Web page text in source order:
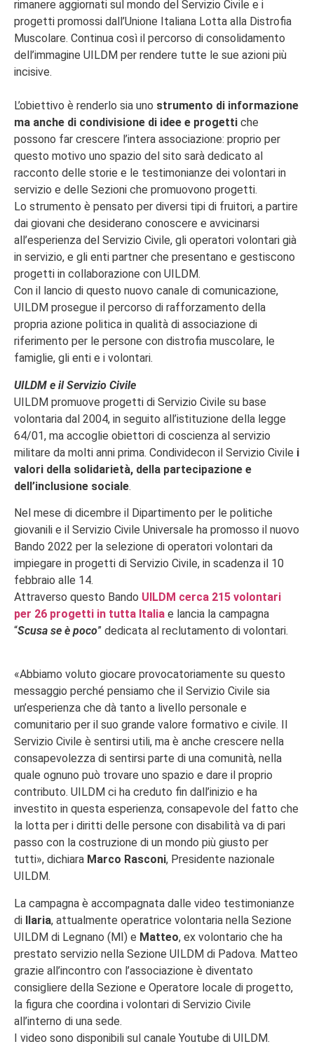
rimanere aggiornati sul mondo del Servizio Civile e i
progetti promossi dall’Unione Italiana Lotta alla Distrofia
Muscolare. Continua così il percorso di consolidamento
dell’immagine UILDM per rendere tutte le sue azioni più
incisive.
L’obiettivo è renderlo sia uno strumento di informazione
ma anche di condivisione di idee e progetti che
possono far crescere l’intera associazione: proprio per
questo motivo uno spazio del sito sarà dedicato al
racconto delle storie e le testimonianze dei volontari in
servizio e delle Sezioni che promuovono progetti.
Lo strumento è pensato per diversi tipi di fruitori, a partire
dai giovani che desiderano conoscere e avvicinarsi
all’esperienza del Servizio Civile, gli operatori volontari già
in servizio, e gli enti partner che presentano e gestiscono
progetti in collaborazione con UILDM.
Con il lancio di questo nuovo canale di comunicazione,
UILDM prosegue il percorso di rafforzamento della
propria azione politica in qualità di associazione di
riferimento per le persone con distrofia muscolare, le
famiglie, gli enti e i volontari.
UILDM e il Servizio Civile
UILDM promuove progetti di Servizio Civile su base
volontaria dal 2004, in seguito all’istituzione della legge
64/01, ma accoglie obiettori di coscienza al servizio
militare da molti anni prima. Condividecon il Servizio Civile i
valori della solidarietà, della partecipazione e
dell’inclusione sociale.
Nel mese di dicembre il Dipartimento per le politiche
giovanili e il Servizio Civile Universale ha promosso il nuovo
Bando 2022 per la selezione di operatori volontari da
impiegare in progetti di Servizio Civile, in scadenza il 10
febbraio alle 14.
Attraverso questo Bando UILDM cerca 215 volontari
per 26 progetti in tutta Italia e lancia la campagna
“Scusa se è poco” dedicata al reclutamento di volontari.
«Abbiamo voluto giocare provocatoriamente su questo
messaggio perché pensiamo che il Servizio Civile sia
un’esperienza che dà tanto a livello personale e
comunitario per il suo grande valore formativo e civile. Il
Servizio Civile è sentirsi utili, ma è anche crescere nella
consapevolezza di sentirsi parte di una comunità, nella
quale ognuno può trovare uno spazio e dare il proprio
contributo. UILDM ci ha creduto fin dall’inizio e ha
investito in questa esperienza, consapevole del fatto che
la lotta per i diritti delle persone con disabilità va di pari
passo con la costruzione di un mondo più giusto per
tutti», dichiara Marco Rasconi, Presidente nazionale
UILDM.
La campagna è accompagnata dalle video testimonianze
di Ilaria, attualmente operatrice volontaria nella Sezione
UILDM di Legnano (MI) e Matteo, ex volontario che ha
prestato servizio nella Sezione UILDM di Padova. Matteo
grazie all’incontro con l’associazione è diventato
consigliere della Sezione e Operatore locale di progetto,
la figura che coordina i volontari di Servizio Civile
all’interno di una sede.
I video sono disponibili sul canale Youtube di UILDM.